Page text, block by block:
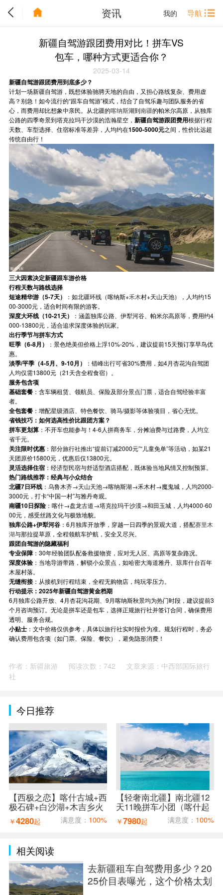
我的 导航
资讯
新疆自驾游跟团费用对比！拼车VS
包车，哪种方式更适合你？
2025-03-14
新疆自驾游跟团费用到底多少？
计划一场新疆自驾游，既想体验驰骋天地的自由，又担心路线复杂、费用虚
高？别急！如今流行的“跟车自驾游”模式，结合了自驾乐趣与团队服务的省
心，而费用却比想象中亲民。从北疆的喀纳斯湖到南疆的帕米尔高原，从独库
公路的四季奇景到塔克拉玛干沙漠的浩瀚星空， 新疆自驾游跟团费用根据行程
天数、车型选择、住宿标准等差异，人均约在1500-5000元之间，性价比远超
传统自由行！
三大因素决定新疆跟车游价格
行程天数与路线选择
短途精华游（5-7天）
：如北疆环线（喀纳斯+禾木村+天山天池），人均约15
00-3000元，适合时间有限的游客。
深度大环线（10-21天）
：涵盖独库公路、伊犁河谷、帕米尔高原等，费用约4
000-13800元，适合追求深度体验的玩家。
出行季节与拼车方式
旺季（6-8月）
：景色绝美但价格上浮10%-20%，建议提前15天预订享早鸟优
惠。
淡季/平季（4-5月、9-10月）
：错峰出行可省30%费用，如4月杏花沟自驾团
人均仅需13800元（21天含全程食宿）。
服务包含项
基础套餐：含车辆租赁、领航员、保险及部分景点门票，适合自驾经验丰富
者。
全包套餐：增配星级酒店、特色餐饮、骑马/摄影等体验项目，省心无忧。
省钱技巧：如何选高性价比跟团方案？
拼车更划算：不开车也能参与！4-6人拼商务车，分摊油费与过路费，人均立
省千元。
关注限时优惠：部分旅行社推出“提前订减2000元”“儿童免单”等活动，如某21
天团原价15800元，优惠后仅13800元。
灵活选择住宿：经济型民宿与舒适型酒店搭配，既体验当地风情又控制预算。
热门路线推荐：经典与小众结合
北疆7日环线：乌鲁木齐→天山天池→喀纳斯湖→禾木村→魔鬼城，人均2000-
3000元，打卡“中国一村”与雅丹奇观。
南疆10日探险：喀什→盘龙古道→塔克拉玛干沙漠→和田玉城，人均4000-60
00元，感受丝路文化与极致地貌。
独库公路+伊犁河谷：6月独库开放季，穿越一日四季的景观大道，搭配赛里木
湖与那拉提草原，全程领航车护航，安全又尽兴。
跟团自驾游的隐藏福利
专业保障：30年经验团队配备救援物资，应对无人区、高原等复杂路况。
深度体验：当地导游带路，解锁小众景点，如哈密大海道雅丹、琼库什台百年
木屋村落。
无缝衔接：从接机到行程结束，全程无购物店，纯玩零压力。
行动提示：2025年新疆自驾游黄金档期
6月独库公路开放、4月杏花沟花期、9月喀纳斯秋景均为热门时段，建议提前3
个月咨询预订。无论是拼车还是包车，选择正规旅行社并签订合同，确保费用
透明、服务合规。
小贴士：文中价格仅供参考，具体以旅行社实时报价为准。规划行程时，务必
确认费用包含项（如门票、保险、餐饮），避免隐形消费！
作者：新疆旅游 阅读次数：742
文章来源：中西部国际旅行
社
今日推荐
【西极之恋】喀什古城+西
极石碑+白沙湖+木吉乡火
山口+红旗拉普口岸+盘龙
古道7天6晚拼车小团（喀
￥4280起 满意度： 100%
【轻奢南北疆】南北疆12
天11晚拼车小团（喀什起
乌鲁木齐止）
￥7980起 满意度： 100%
相关阅读
去新疆租车自驾费用多少？20
25价目表曝光，这个价格太划